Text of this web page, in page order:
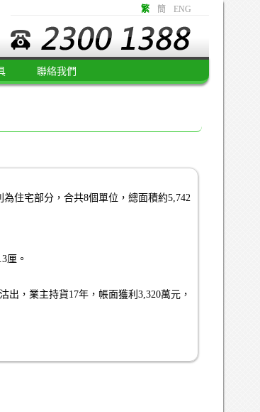
繁 簡 ENG
聯絡我們
住宅部分，合共8個單位，總面積約5,742
厘。
，業主持貨17年，帳面獲利3,320萬元，